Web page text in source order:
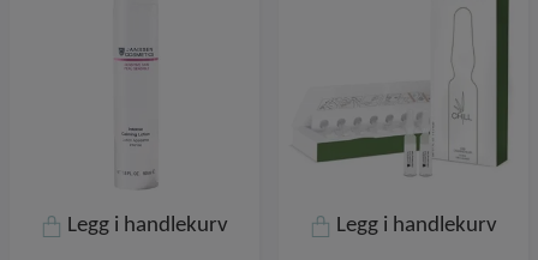
Legg i handlekurv Legg i handlekurv